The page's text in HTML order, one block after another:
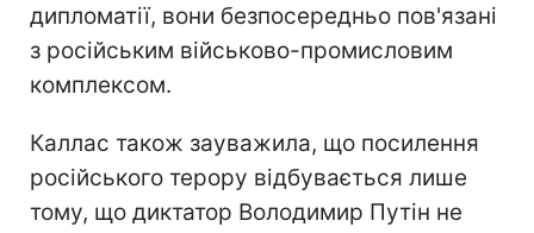
дипломатії, вони безпосередньо пов'язані
з російським військово-промисловим
комплексом.
Каллас також зауважила, що посилення
російського терору відбувається лише
тому, що диктатор Володимир Путін не